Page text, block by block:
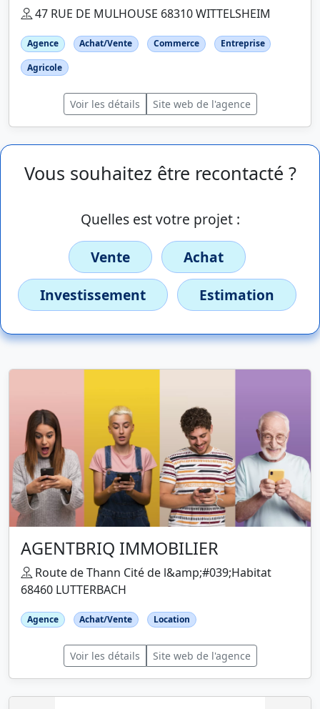
47 RUE DE MULHOUSE 68310 WITTELSHEIM
Agence Achat/Vente Commerce
Entreprise
Agricole
Voir les détails Site web de l'agence
Vous souhaitez être recontacté ?
Quelles est votre projet :
Vente
Achat
Investissement
Estimation
AGENTBRIQ IMMOBILIER
Route de Thann Cité de l&amp;#039;Habitat
68460 LUTTERBACH
Agence Achat/Vente Location
Voir les détails Site web de l'agence